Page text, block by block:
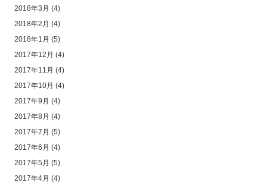
2018年3月 (4)
2018年2月 (4)
2018年1月 (5)
2017年12月 (4)
2017年11月 (4)
2017年10月 (4)
2017年9月 (4)
2017年8月 (4)
2017年7月 (5)
2017年6月 (4)
2017年5月 (5)
2017年4月 (4)